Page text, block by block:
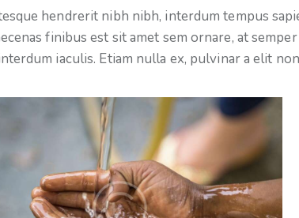
hendrerit nibh nibh, interdum tempus
finibus est sit amet sem ornare, at
iaculis. Etiam nulla ex, pulvinar a elit